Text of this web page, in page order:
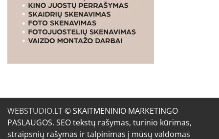
WEBSTUDIO.LT© SKAITMENINIO MARKETINGO
PASLAUGOS. SEO tekstų rašymas, turinio kūrimas,
straipsnių rašymas ir talpinimas į mūsų valdomas